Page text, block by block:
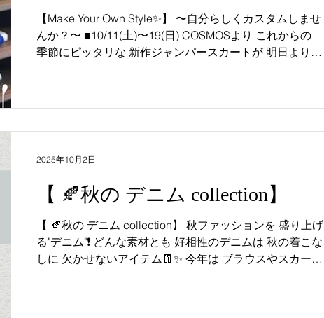
【Make Your Own Style✨】 〜自分らしくカスタムしませ
んか？〜 ■10/11(土)〜19(日) COSMOSより これからの
季節にピッタリな 新作ジャンパースカートが 明日より登
ーツ数に限りがあります ※ジャンパースカートはそのま
までもご予約頂けます #COSMOS #コスモス #bonheur
#MILKDROMEDA #ミルコメダ #madeinjapan
#madeinjapanquality #日本製 #カスタマイズ #オリジ
ナル #世界にひとつだけ
【 🍂秋の デニム collection】
【 🍂秋の デニム collection】 秋ファッションを 盛り上げ
る"デニム"❗ どんな素材とも 好相性のデニムは 秋の着こな
しに 欠かせないアイテム👖✨ 今年は ブラウスやスカー
2025年10月2日